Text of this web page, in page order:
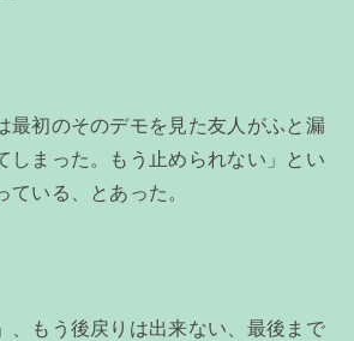
最初のそのデモを見た友人がふと漏
しまった。もう止められない」とい
ている、とあった。
、もう後戻りは出来ない、最後まで